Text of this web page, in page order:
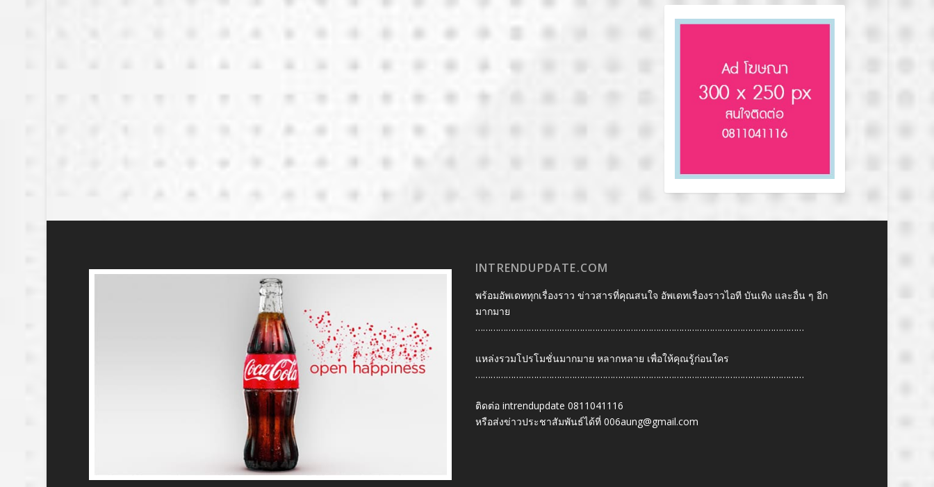
INTRENDUPDATE.COM
พร้อมอัพเดททุกเรื่องราว ข่าวสารที่คุณสนใจ อัพเดทเรื่องราวไอที บันเทิง และอื่น ๆ อีก
มากมาย
…………………………………………………………………………………………………………………
แหล่งรวมโปรโมชั่นมากมาย หลากหลาย เพื่อให้คุณรู้ก่อนใคร
…………………………………………………………………………………………………………………
ติดต่อ intrendupdate 0811041116
หรือส่งข่าวประชาสัมพันธ์ได้ที่ 006aung@gmail.com